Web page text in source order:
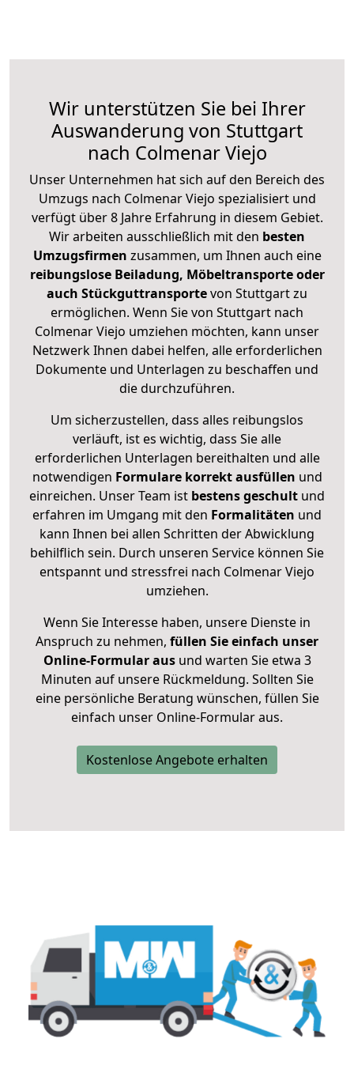
Wir unterstützen Sie bei Ihrer
Auswanderung von Stuttgart
nach Colmenar Viejo
Unser Unternehmen hat sich auf den Bereich des
Umzugs nach Colmenar Viejo spezialisiert und
verfügt über 8 Jahre Erfahrung in diesem Gebiet.
Wir arbeiten ausschließlich mit den besten
Umzugsfirmen zusammen, um Ihnen auch eine
reibungslose Beiladung, Möbeltransporte oder
auch Stückguttransportevon Stuttgart zu
ermöglichen. Wenn Sie von Stuttgart nach
Colmenar Viejo umziehen möchten, kann unser
Netzwerk Ihnen dabei helfen, alle erforderlichen
Dokumente und Unterlagen zu beschaffen und
die durchzuführen.
Um sicherzustellen, dass alles reibungslos
verläuft, ist es wichtig, dass Sie alle
erforderlichen Unterlagen bereithalten und alle
notwendigen Formulare korrekt ausfüllen und
einreichen. Unser Team ist bestens geschult und
erfahren im Umgang mit den Formalitäten und
kann Ihnen bei allen Schritten der Abwicklung
behilflich sein. Durch unseren Service können Sie
entspannt und stressfrei nach Colmenar Viejo
umziehen.
Wenn Sie Interesse haben, unsere Dienste in
Anspruch zu nehmen, füllen Sie einfach unser
Online-Formular ausund warten Sie etwa 3
Minuten auf unsere Rückmeldung. Sollten Sie
eine persönliche Beratung wünschen, füllen Sie
einfach unser Online-Formular aus.
Kostenlose Angebote erhalten